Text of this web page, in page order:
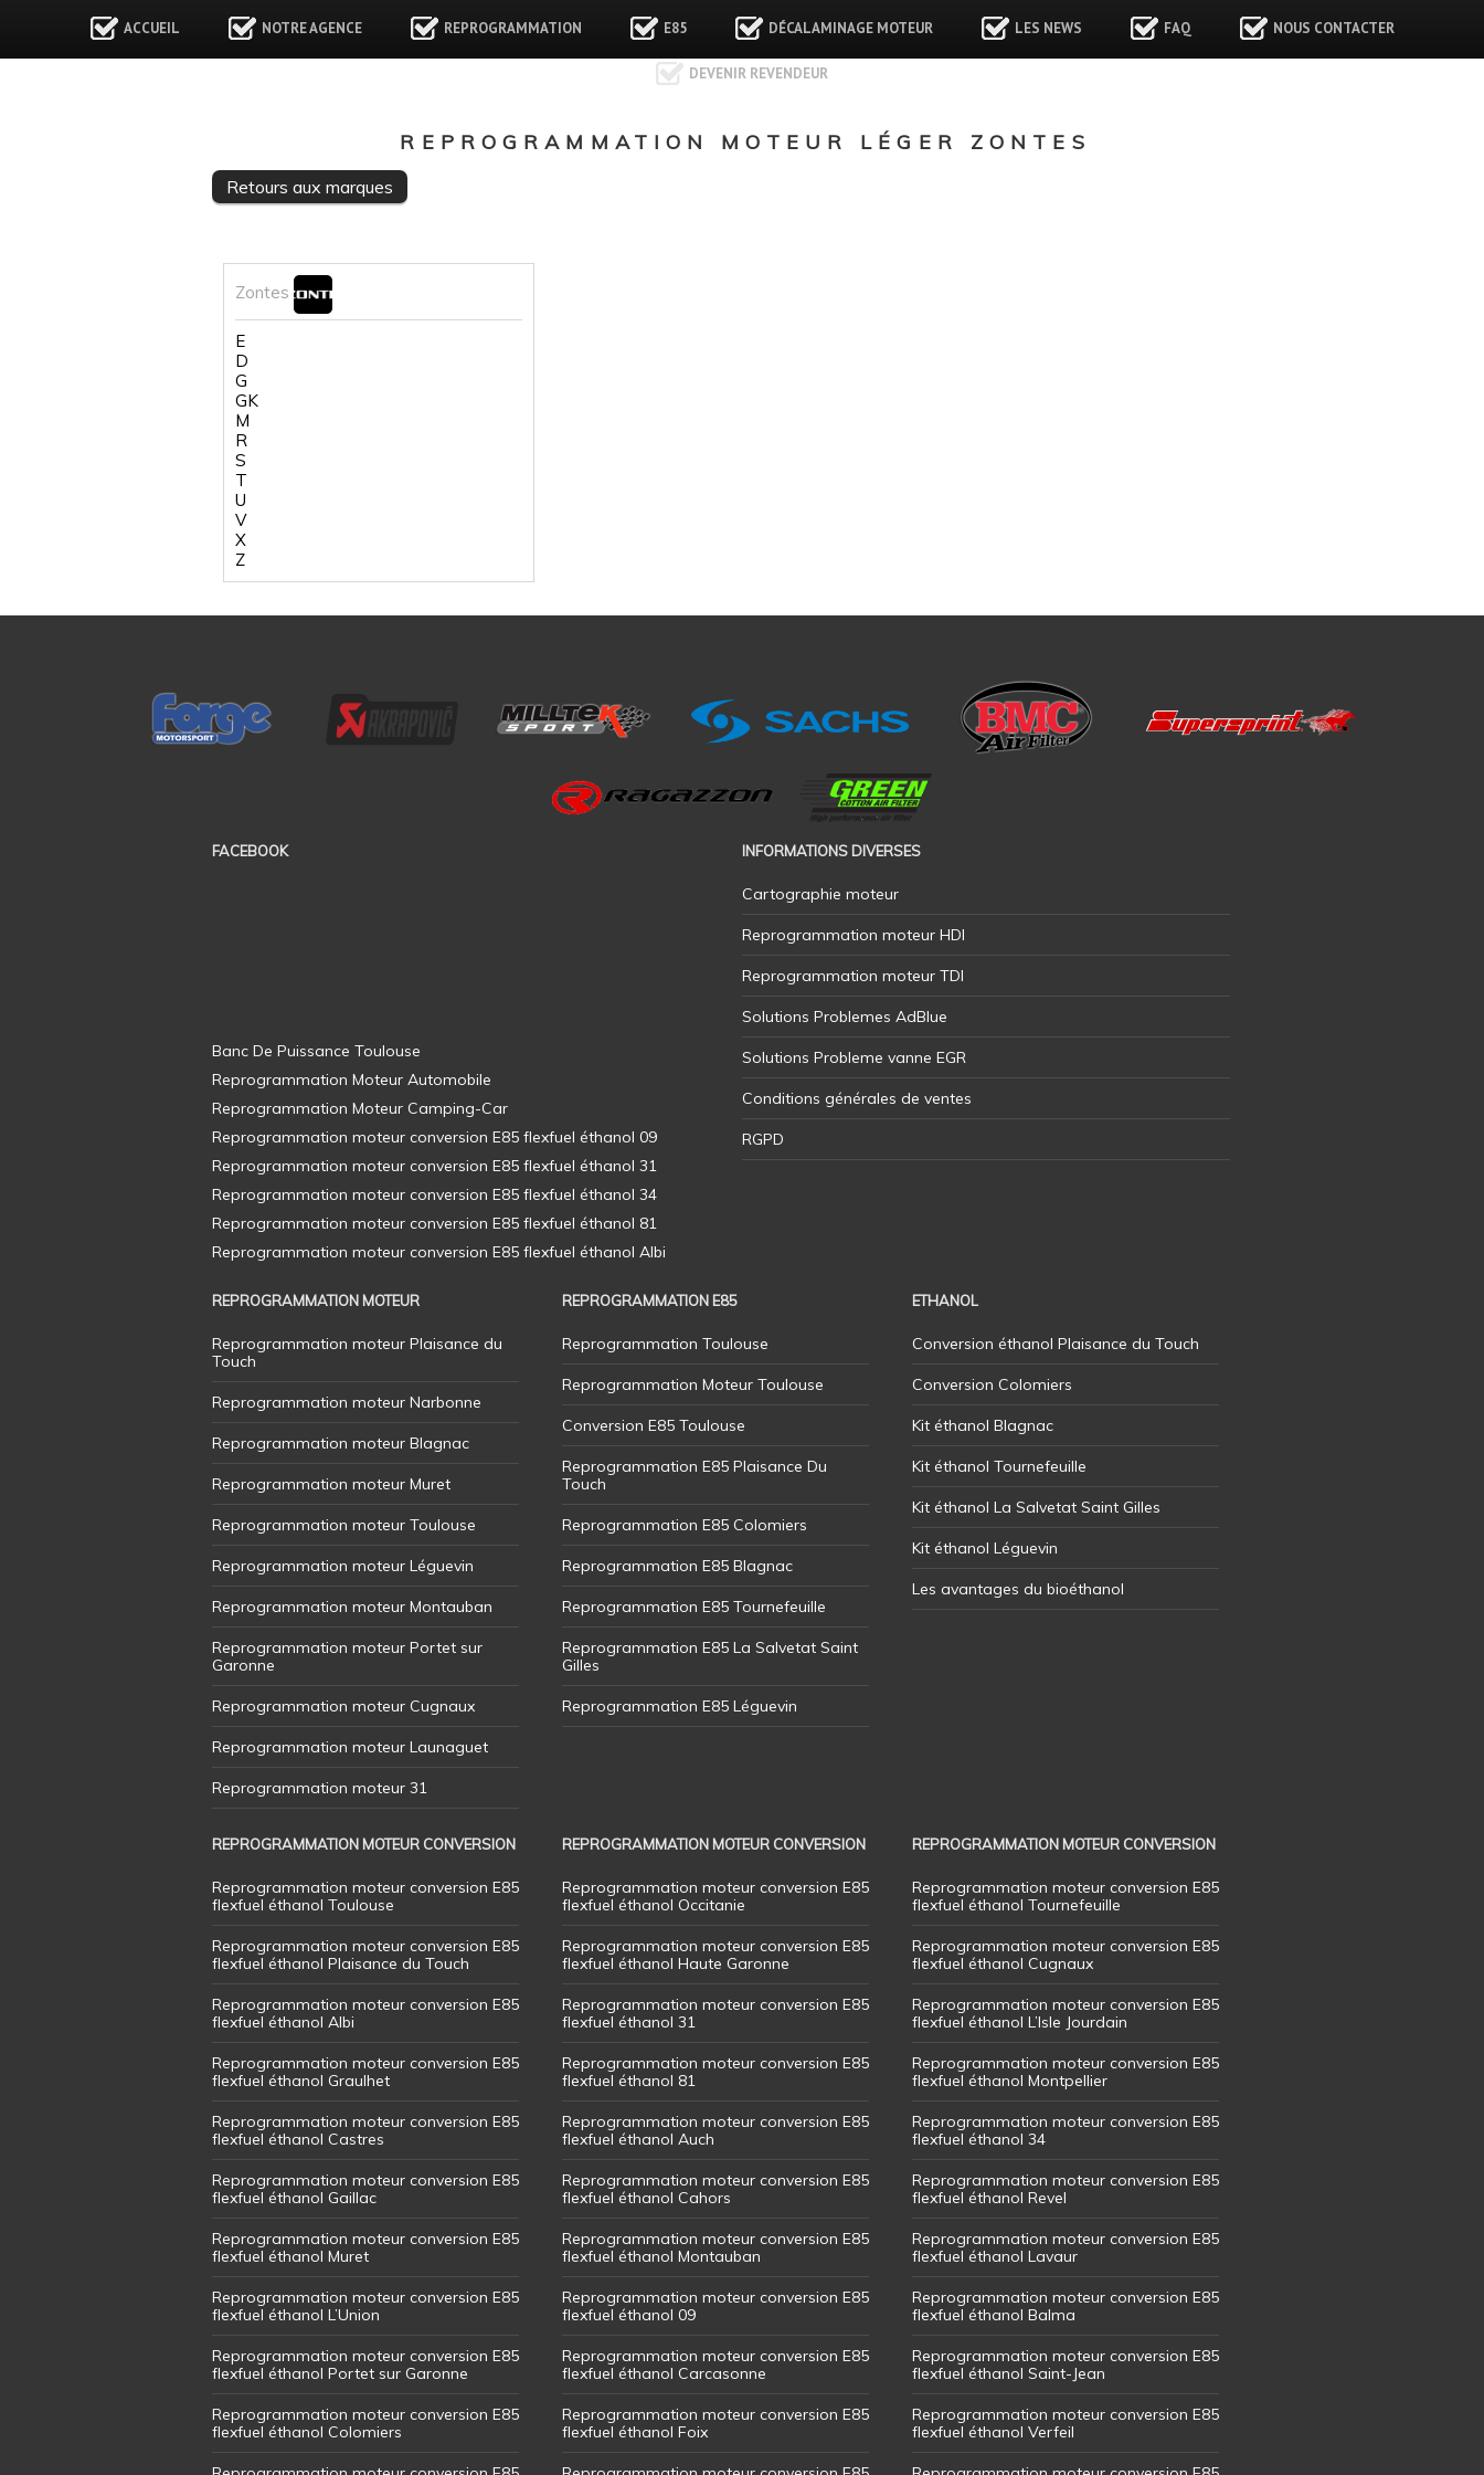
ACCUEIL NOTRE AGENCE REPROGRAMMATION E85 DÉCALAMINAGE MOTEUR LES NEWS FAQ NOUS CONTACTER
DEVENIR REVENDEUR
REPROGRAMMATION MOTEUR LÉGER ZONTES
Retours aux marques
Zontes
E
D
G
GK
M
R
S
T
U
V
X
Z
FACEBOOK INFORMATIONS DIVERSES
Cartographie moteur
Reprogrammation moteur HDI
Reprogrammation moteur TDI
Solutions Problemes AdBlue
Solutions Probleme vanne EGR
Conditions générales de ventes
RGPD
REPROGRAMMATION MOTEUR
Reprogrammation moteur Plaisance du
Touch
Reprogrammation moteur Narbonne
Reprogrammation moteur Blagnac
Reprogrammation moteur Muret
Reprogrammation moteur Toulouse
Reprogrammation moteur Léguevin
Reprogrammation moteur Montauban
Reprogrammation moteur Portet sur
Garonne
Reprogrammation moteur Cugnaux
Reprogrammation moteur Launaguet
Reprogrammation moteur 31
REPROGRAMMATION E85
Reprogrammation Toulouse
Reprogrammation Moteur Toulouse
Conversion E85 Toulouse
Reprogrammation E85 Plaisance Du
Touch
Reprogrammation E85 Colomiers
Reprogrammation E85 Blagnac
Reprogrammation E85 Tournefeuille
Reprogrammation E85 La Salvetat Saint
Gilles
Reprogrammation E85 Léguevin
ETHANOL
Conversion éthanol Plaisance du Touch
Conversion Colomiers
Kit éthanol Blagnac
Kit éthanol Tournefeuille
Kit éthanol La Salvetat Saint Gilles
Kit éthanol Léguevin
Les avantages du bioéthanol
REPROGRAMMATION MOTEUR CONVERSION
Reprogrammation moteur conversion E85
flexfuel éthanol Toulouse
Reprogrammation moteur conversion E85
flexfuel éthanol Plaisance du Touch
Reprogrammation moteur conversion E85
flexfuel éthanol Albi
Reprogrammation moteur conversion E85
flexfuel éthanol Graulhet
Reprogrammation moteur conversion E85
flexfuel éthanol Castres
Reprogrammation moteur conversion E85
flexfuel éthanol Gaillac
Reprogrammation moteur conversion E85
flexfuel éthanol Muret
Reprogrammation moteur conversion E85
flexfuel éthanol L’Union
Reprogrammation moteur conversion E85
flexfuel éthanol Portet sur Garonne
Reprogrammation moteur conversion E85
flexfuel éthanol Colomiers
REPROGRAMMATION MOTEUR CONVERSION
Reprogrammation moteur conversion E85
flexfuel éthanol Occitanie
Reprogrammation moteur conversion E85
flexfuel éthanol Haute Garonne
Reprogrammation moteur conversion E85
flexfuel éthanol 31
Reprogrammation moteur conversion E85
flexfuel éthanol 81
Reprogrammation moteur conversion E85
flexfuel éthanol Auch
Reprogrammation moteur conversion E85
flexfuel éthanol Cahors
Reprogrammation moteur conversion E85
flexfuel éthanol Montauban
Reprogrammation moteur conversion E85
flexfuel éthanol 09
Reprogrammation moteur conversion E85
flexfuel éthanol Carcasonne
Reprogrammation moteur conversion E85
flexfuel éthanol Foix
REPROGRAMMATION MOTEUR CONVERSION
Reprogrammation moteur conversion E85
flexfuel éthanol Tournefeuille
Reprogrammation moteur conversion E85
flexfuel éthanol Cugnaux
Reprogrammation moteur conversion E85
flexfuel éthanol L’Isle Jourdain
Reprogrammation moteur conversion E85
flexfuel éthanol Montpellier
Reprogrammation moteur conversion E85
flexfuel éthanol 34
Reprogrammation moteur conversion E85
flexfuel éthanol Revel
Reprogrammation moteur conversion E85
flexfuel éthanol Lavaur
Reprogrammation moteur conversion E85
flexfuel éthanol Balma
Reprogrammation moteur conversion E85
flexfuel éthanol Saint-Jean
Reprogrammation moteur conversion E85
flexfuel éthanol Verfeil
Banc De Puissance Toulouse
Reprogrammation Moteur Automobile
Reprogrammation Moteur Camping-Car
Reprogrammation moteur conversion E85 flexfuel éthanol 09
Reprogrammation moteur conversion E85 flexfuel éthanol 31
Reprogrammation moteur conversion E85 flexfuel éthanol 34
Reprogrammation moteur conversion E85 flexfuel éthanol 81
Reprogrammation moteur conversion E85 flexfuel éthanol Albi